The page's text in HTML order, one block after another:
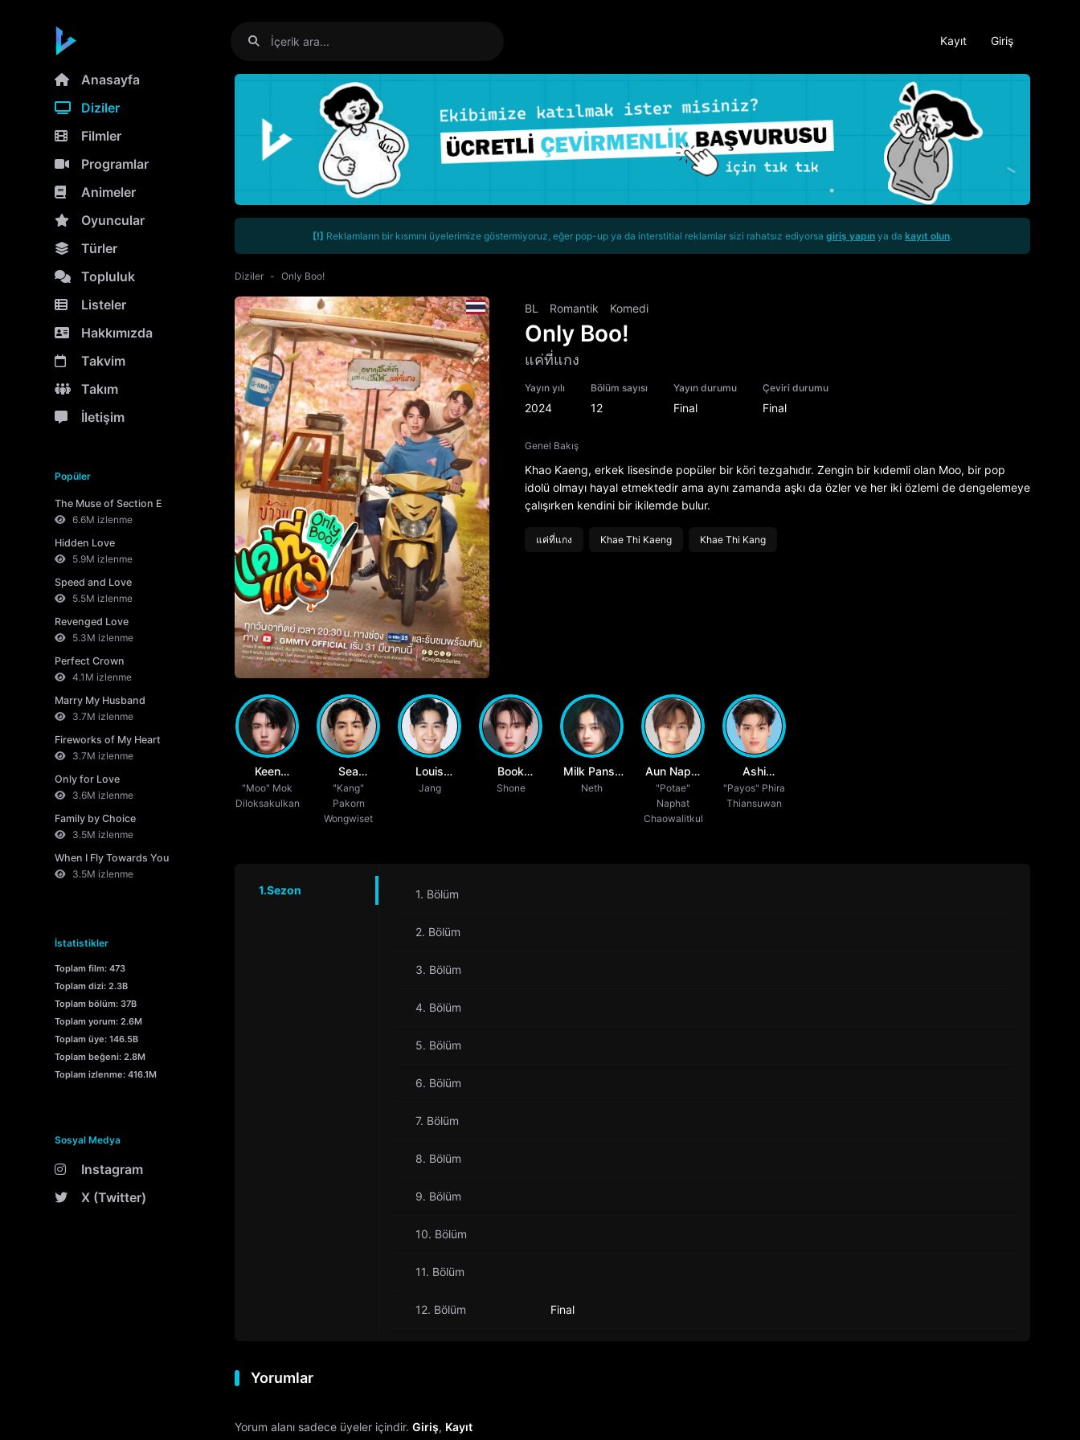
Kayıt Giriş
Anasayfa
Diziler
Filmler
Programlar
Animeler
Oyuncular
Türler
Topluluk
Listeler
Hakkımızda
Takvim
Takım
İletişim
Popüler
The Muse of Section E
6.6M izlenme
Hidden Love
5.9M izlenme
Speed and Love
5.5M izlenme
Revenged Love
5.3M izlenme
Perfect Crown
4.1M izlenme
Marry My Husband
3.7M izlenme
Fireworks of My Heart
3.7M izlenme
Only for Love
3.6M izlenme
Family by Choice
3.5M izlenme
When I Fly Towards You
3.5M izlenme
İstatistikler
Toplam film: 473
Toplam dizi: 2.3B
Toplam bölüm: 37B
Toplam yorum: 2.6M
Toplam üye: 146.5B
Toplam beğeni: 2.8M
Toplam izlenme: 416.1M
Sosyal Medya
Instagram
X (Twitter)
[!] Reklamların bir kısmını üyelerimize göstermiyoruz, eğer pop-up ya da interstitial reklamlar sizi rahatsız ediyorsa giriş yapın ya da kayıt olun.
Diziler Only Boo!
BL Romantik Komedi
Only Boo!
แค่ที่แกง
Yayın yılı
2024
Bölüm sayısı
12
Yayın durumu
Final
Çeviri durumu
Final
Genel Bakış
Khao Kaeng, erkek lisesinde popüler bir köri tezgahıdır. Zengin bir kıdemli olan Moo, bir pop
idolü olmayı hayal etmektedir ama aynı zamanda aşkı da özler ve her iki özlemi de dengelemeye
çalışırken kendini bir ikilemde bulur.
แค่ที่แกง Khae Thi Kaeng Khae Thi Kang
Keen
Suvijak
Piyanopharoj
"Moo" Mok
Diloksakulkan
Sea
Dechchart
Tasilp
"Kang"
Pakorn
Wongwiset
Louis
Thanawin
Jang
Book
Kasidet
Shone
Milk Pansa
Vosbein
Neth
Aun Napat
Patcharachavalit
"Potae"
Naphat
Chaowalitkul
Ashi
Peerakan
Teawsuwan
"Payos" Phira
Thiansuwan
1.Sezon 1. Bölüm
2. Bölüm
3. Bölüm
4. Bölüm
5. Bölüm
6. Bölüm
7. Bölüm
8. Bölüm
9. Bölüm
10. Bölüm
11. Bölüm
12. Bölüm Final
Yorumlar
Yorum alanı sadece üyeler içindir. Giriş, Kayıt